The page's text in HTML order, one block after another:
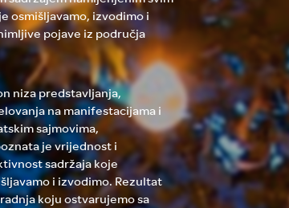
osmišljavamo, izvodimo i
pojave iz područja
niza predstavljanja,
na manifestacijama i
sajmovima,
je vrijednost i
sadržaja koje
i izvodimo. Rezultat
koju ostvarujemo sa